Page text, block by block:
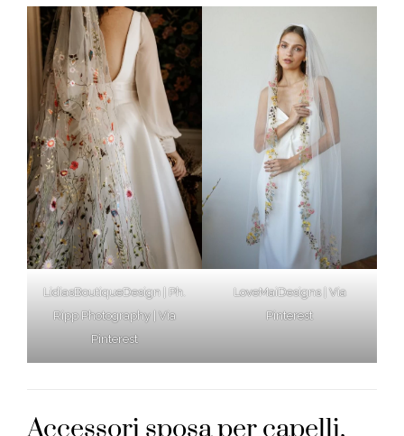
LidiasBoutiqueDesign | Ph.
Ripp Photography | Via
Pinterest
LoveMaiDesigns | Via
Pinterest